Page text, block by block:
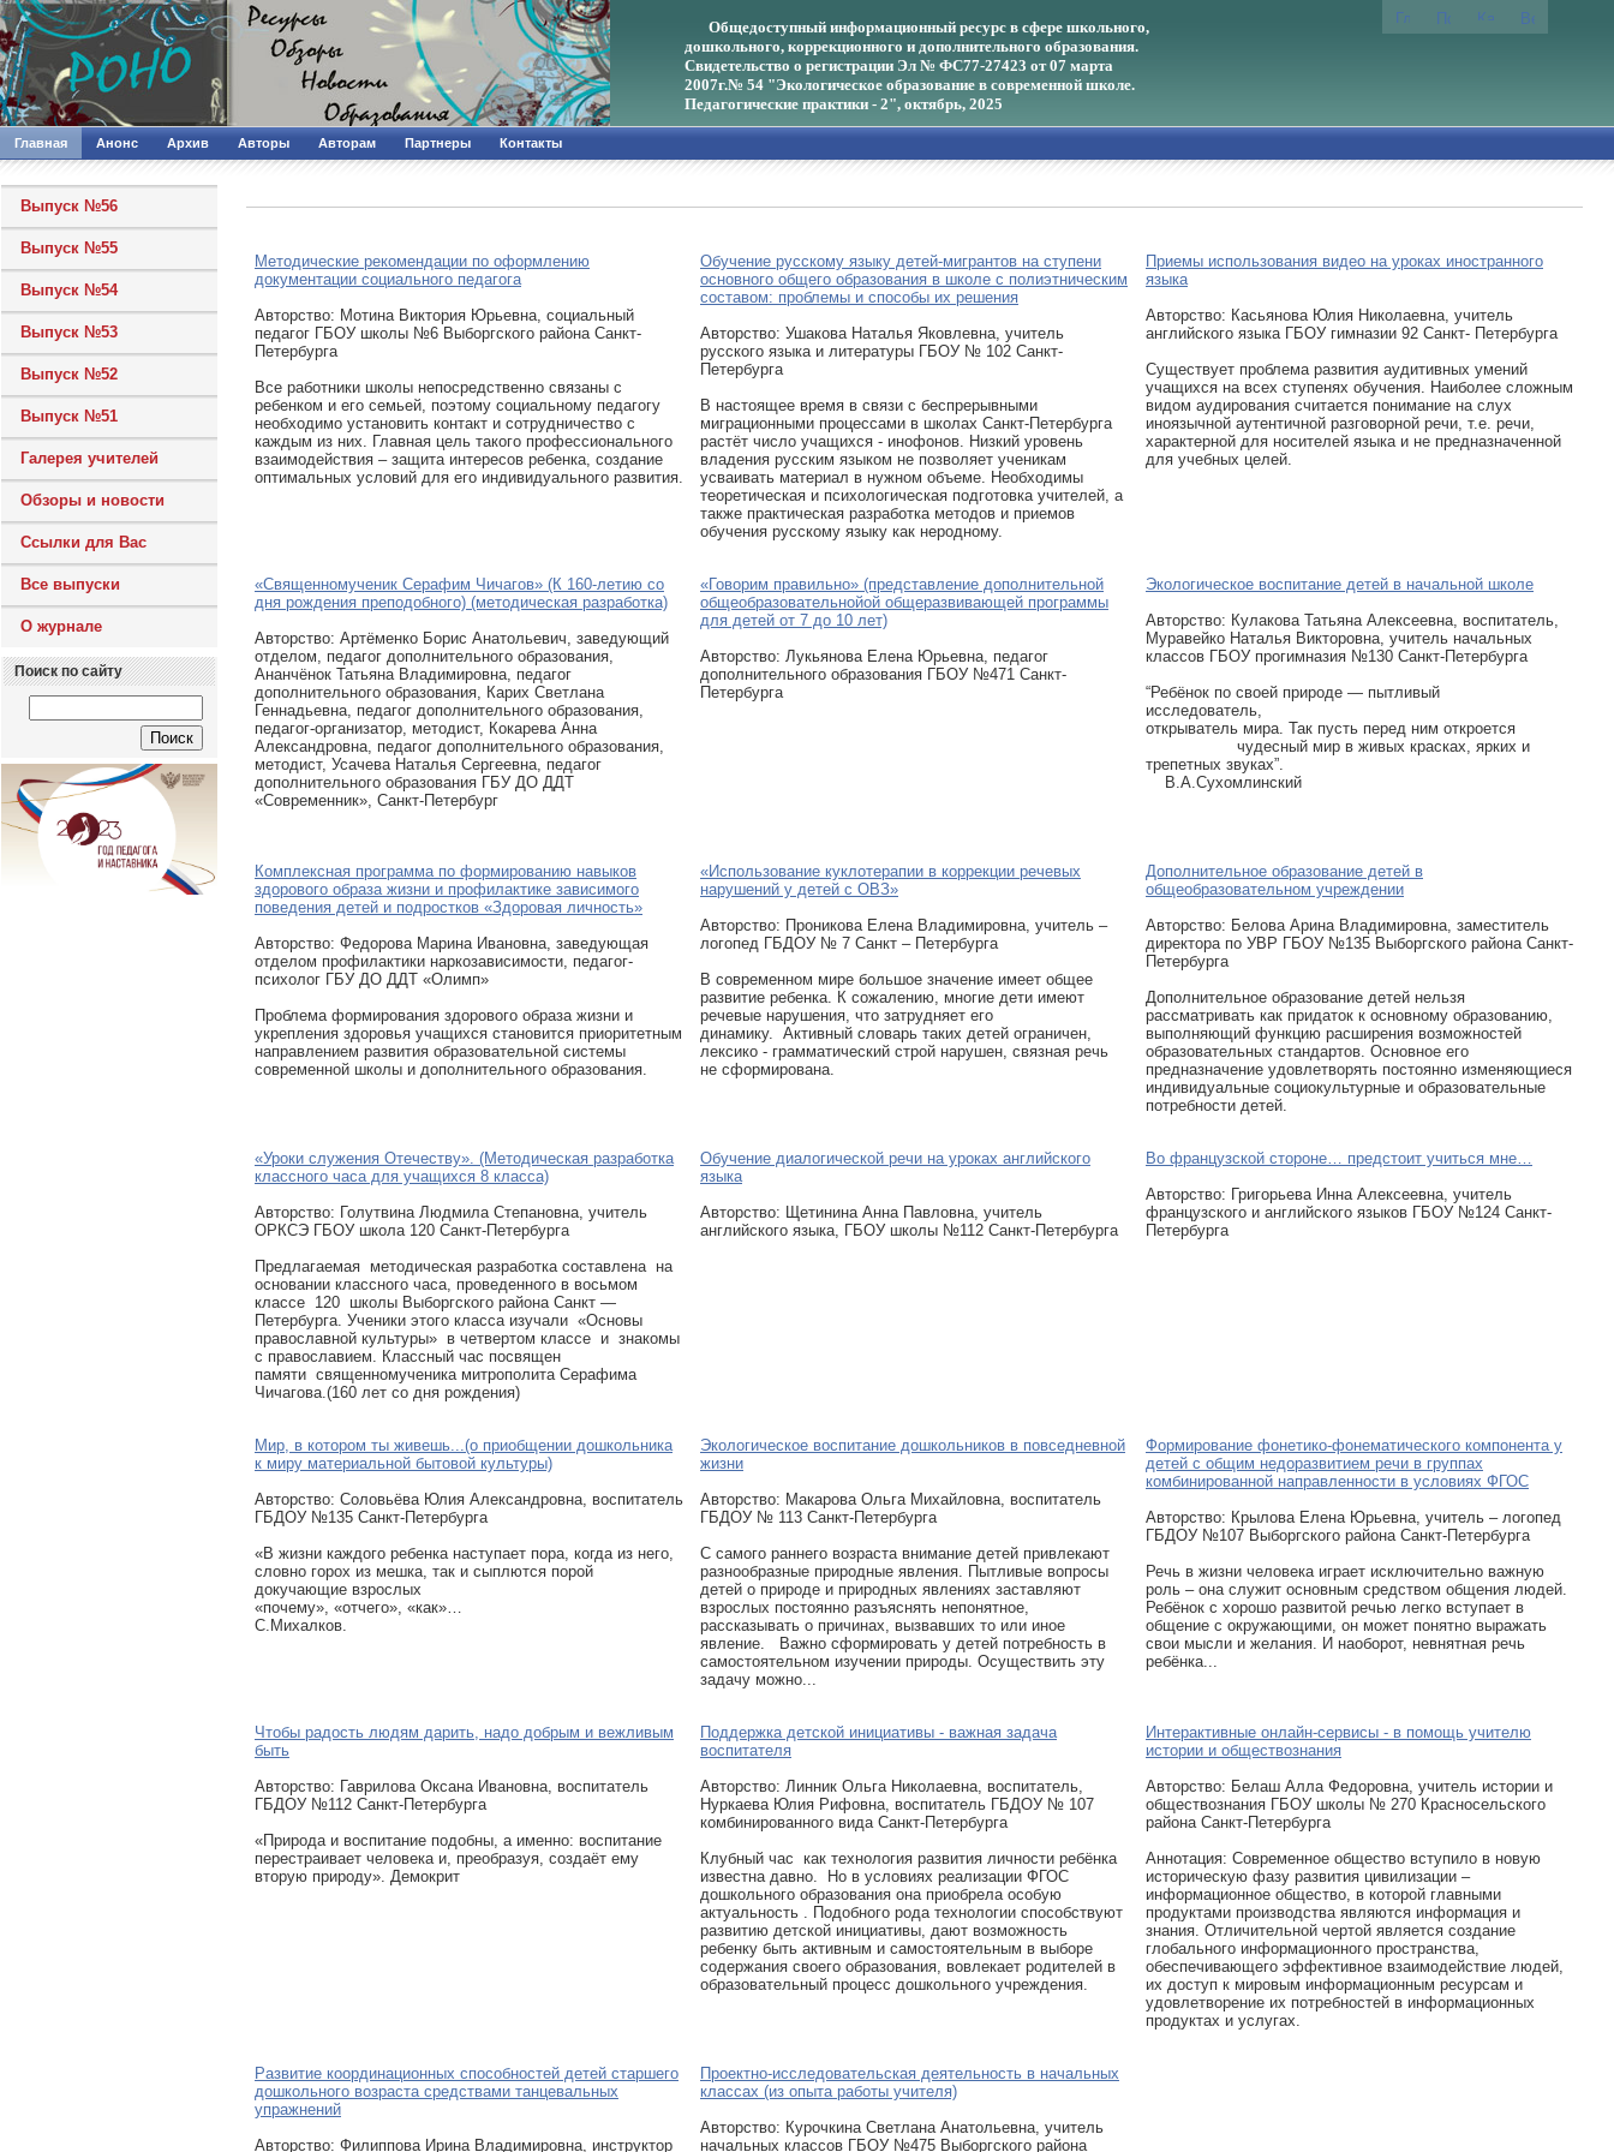
Общедоступный информационный ресурс в сфере школьного,
дошкольного, коррекционного и дополнительного образования.
Свидетельство о регистрации Эл № ФС77-27423 от 07 марта
2007г.№ 54 "Экологическое образование в современной школе.
Педагогические практики - 2", октябрь, 2025
Главная Анонс Архив Авторы Авторам Партнеры Контакты
Выпуск №56
Выпуск №55
Выпуск №54
Выпуск №53
Выпуск №52
Выпуск №51
Галерея учителей
Обзоры и новости
Ссылки для Вас
Все выпуски
О журнале
Поиск по сайту
Методические рекомендации по оформлению
документации социального педагога
Авторcтво: Мотина Виктория Юрьевна, социальный
педагог ГБОУ школы №6 Выборгского района Санкт-
Петербурга
Все работники школы непосредственно связаны с
ребенком и его семьей, поэтому социальному педагогу
необходимо установить контакт и сотрудничество с
каждым из них. Главная цель такого профессионального
взаимодействия – защита интересов ребенка, создание
оптимальных условий для его индивидуального развития.
Обучение русскому языку детей-мигрантов на ступени
основного общего образования в школе с полиэтническим
составом: проблемы и способы их решения
Авторcтво: Ушакова Наталья Яковлевна, учитель
русского языка и литературы ГБОУ № 102 Санкт-
Петербурга
В настоящее время в связи с беспрерывными
миграционными процессами в школах Санкт-Петербурга
растёт число учащихся - инофонов. Низкий уровень
владения русским языком не позволяет ученикам
усваивать материал в нужном объеме. Необходимы
теоретическая и психологическая подготовка учителей, а
также практическая разработка методов и приемов
обучения русскому языку как неродному.
Приемы использования видео на уроках иностранного
языка
Авторcтво: Касьянова Юлия Николаевна, учитель
английского языка ГБОУ гимназии 92 Санкт- Петербурга
Существует проблема развития аудитивных умений
учащихся на всех ступенях обучения. Наиболее сложным
видом аудирования считается понимание на слух
иноязычной аутентичной разговорной речи, т.е. речи,
характерной для носителей языка и не предназначенной
для учебных целей.
«Священномученик Серафим Чичагов» (К 160-летию со
дня рождения преподобного) (методическая разработка)
Авторcтво: Артёменко Борис Анатольевич, заведующий
отделом, педагог дополнительного образования,
Ананчёнок Татьяна Владимировна, педагог
дополнительного образования, Карих Светлана
Геннадьевна, педагог дополнительного образования,
педагог-организатор, методист, Кокарева Анна
Александровна, педагог дополнительного образования,
методист, Усачева Наталья Сергеевна, педагог
дополнительного образования ГБУ ДО ДДТ
«Современник», Санкт-Петербург
«Говорим правильно» (представление дополнительной
общеобразовательнойой общеразвивающей программы
для детей от 7 до 10 лет)
Авторcтво: Лукьянова Елена Юрьевна, педагог
дополнительного образования ГБОУ №471 Санкт-
Петербурга
Экологическое воспитание детей в начальной школе
Авторcтво: Кулакова Татьяна Алексеевна, воспитатель,
Муравейко Наталья Викторовна, учитель начальных
классов ГБОУ прогимназия №130 Санкт-Петербурга
“Ребёнок по своей природе — пытливый
исследователь,
открыватель мира. Так пусть перед ним откроется
чудесный мир в живых красках, ярких и
трепетных звуках”.
В.А.Сухомлинский
Комплексная программа по формированию навыков
здорового образа жизни и профилактике зависимого
поведения детей и подростков «Здоровая личность»
Авторcтво: Федорова Марина Ивановна, заведующая
отделом профилактики наркозависимости, педагог-
психолог ГБУ ДО ДДТ «Олимп»
Проблема формирования здорового образа жизни и
укрепления здоровья учащихся становится приоритетным
направлением развития образовательной системы
современной школы и дополнительного образования.
«Использование куклотерапии в коррекции речевых
нарушений у детей с ОВЗ»
Авторcтво: Проникова Елена Владимировна, учитель –
логопед ГБДОУ № 7 Санкт – Петербурга
В современном мире большое значение имеет общее
развитие ребенка. К сожалению, многие дети имеют
речевые нарушения, что затрудняет его
динамику. Активный словарь таких детей ограничен,
лексико - грамматический строй нарушен, связная речь
не сформирована.
Дополнительное образование детей в
общеобразовательном учреждении
Авторcтво: Белова Арина Владимировна, заместитель
директора по УВР ГБОУ №135 Выборгского района Санкт-
Петербурга
Дополнительное образование детей нельзя
рассматривать как придаток к основному образованию,
выполняющий функцию расширения возможностей
образовательных стандартов. Основное его
предназначение удовлетворять постоянно изменяющиеся
индивидуальные социокультурные и образовательные
потребности детей.
«Уроки служения Отечеству». (Методическая разработка
классного часа для учащихся 8 класса)
Авторcтво: Голутвина Людмила Степановна, учитель
ОРКСЭ ГБОУ школа 120 Санкт-Петербурга
Предлагаемая методическая разработка составлена на
основании классного часа, проведенного в восьмом
классе 120 школы Выборгского района Санкт —
Петербурга. Ученики этого класса изучали «Основы
православной культуры» в четвертом классе и знакомы
с православием. Классный час посвящен
памяти священномученика митрополита Серафима
Чичагова.(160 лет со дня рождения)
Обучение диалогической речи на уроках английского
языка
Авторcтво: Щетинина Анна Павловна, учитель
английского языка, ГБОУ школы №112 Санкт-Петербурга
Во французской стороне… предстоит учиться мне…
Авторcтво: Григорьева Инна Алексеевна, учитель
французского и английского языков ГБОУ №124 Санкт-
Петербурга
Мир, в котором ты живешь...(о приобщении дошкольника
к миру материальной бытовой культуры)
Авторcтво: Соловьёва Юлия Александровна, воспитатель
ГБДОУ №135 Санкт-Петербурга
«В жизни каждого ребенка наступает пора, когда из него,
словно горох из мешка, так и сыплются порой
докучающие взрослых
«почему», «отчего», «как»…
С.Михалков.
Экологическое воспитание дошкольников в повседневной
жизни
Авторcтво: Макарова Ольга Михайловна, воспитатель
ГБДОУ № 113 Санкт-Петербурга
С самого раннего возраста внимание детей привлекают
разнообразные природные явления. Пытливые вопросы
детей о природе и природных явлениях заставляют
взрослых постоянно разъяснять непонятное,
рассказывать о причинах, вызвавших то или иное
явление. Важно сформировать у детей потребность в
самостоятельном изучении природы. Осуществить эту
задачу можно...
Формирование фонетико-фонематического компонента у
детей с общим недоразвитием речи в группах
комбинированной направленности в условиях ФГОС
Авторcтво: Крылова Елена Юрьевна, учитель – логопед
ГБДОУ №107 Выборгского района Санкт-Петербурга
Речь в жизни человека играет исключительно важную
роль – она служит основным средством общения людей.
Ребёнок с хорошо развитой речью легко вступает в
общение с окружающими, он может понятно выражать
свои мысли и желания. И наоборот, невнятная речь
ребёнка...
Чтобы радость людям дарить, надо добрым и вежливым
быть
Авторcтво: Гаврилова Оксана Ивановна, воспитатель
ГБДОУ №112 Санкт-Петербурга
«Природа и воспитание подобны, а именно: воспитание
перестраивает человека и, преобразуя, создаёт ему
вторую природу». Демокрит
Поддержка детской инициативы - важная задача
воспитателя
Авторcтво: Линник Ольга Николаевна, воспитатель,
Нуркаева Юлия Рифовна, воспитатель ГБДОУ № 107
комбинированного вида Санкт-Петербурга
Клубный час как технология развития личности ребёнка
известна давно. Но в условиях реализации ФГОС
дошкольного образования она приобрела особую
актуальность . Подобного рода технологии способствуют
развитию детской инициативы, дают возможность
ребенку быть активным и самостоятельным в выборе
содержания своего образования, вовлекает родителей в
образовательный процесс дошкольного учреждения.
Интерактивные онлайн-сервисы - в помощь учителю
истории и обществознания
Авторcтво: Белаш Алла Федоровна, учитель истории и
обществознания ГБОУ школы № 270 Красносельского
района Санкт-Петербурга
Аннотация: Современное общество вступило в новую
историческую фазу развития цивилизации –
информационное общество, в которой главными
продуктами производства являются информация и
знания. Отличительной чертой является создание
глобального информационного пространства,
обеспечивающего эффективное взаимодействие людей,
их доступ к мировым информационным ресурсам и
удовлетворение их потребностей в информационных
продуктах и услугах.
Развитие координационных способностей детей старшего
дошкольного возраста средствами танцевальных
упражнений
Авторcтво: Филиппова Ирина Владимировна, инструктор
Проектно-исследовательская деятельность в начальных
классах (из опыта работы учителя)
Авторcтво: Курочкина Светлана Анатольевна, учитель
начальных классов ГБОУ №475 Выборгского района